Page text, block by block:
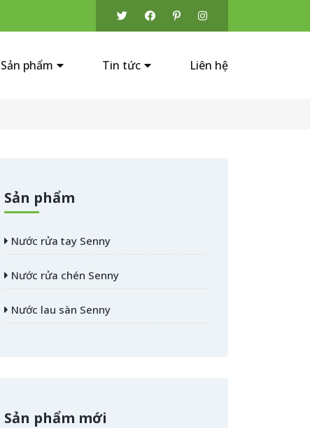
Sản phẩm Tin tức Liên hệ
Sản phẩm
Nước rửa tay Senny
Nước rửa chén Senny
Nước lau sàn Senny
Sản phẩm mới